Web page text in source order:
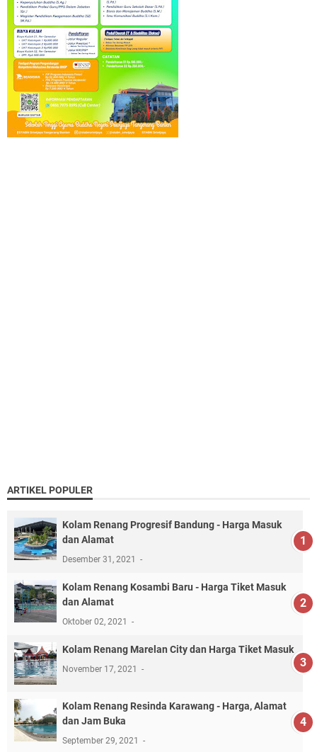
ARTIKEL POPULER
Kolam Renang Progresif Bandung - Harga Masuk
dan Alamat
Desember 31, 2021
Kolam Renang Kosambi Baru - Harga Tiket Masuk
dan Alamat
Oktober 02, 2021
Kolam Renang Marelan City dan Harga Tiket Masuk
November 17, 2021
Kolam Renang Resinda Karawang - Harga, Alamat
dan Jam Buka
September 29, 2021